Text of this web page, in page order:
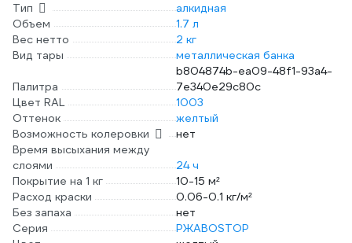
Тип
алкидная
Объем
1.7 л
Вес нетто
2 кг
Вид тары
металлическая банка
Палитра
b804874b-ea09-48f1-93a4-
7e340e29c80c
Цвет RAL
1003
Оттенок
желтый
Возможность колеровки
нет
Время высыхания между
слоями
24 ч
Покрытие на 1 кг
10-15 м²
Расход краски
0.06-0.1 кг/м²
Без запаха
нет
Серия
РЖАВОSTOP